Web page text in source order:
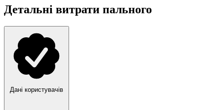
Детальні витрати пального
Дані користувачів